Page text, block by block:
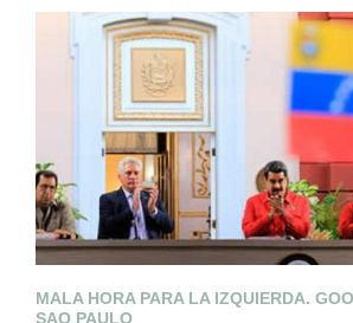
MALA HORA PARA LA IZQUIERDA.
SAO PAULO